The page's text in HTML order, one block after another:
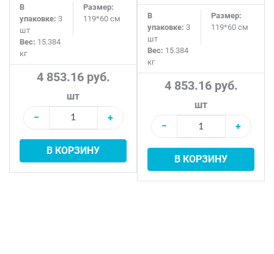
В
упаковке: 3
шт
Размер:
119*60 см
Вес: 15.384
кг
4 853.16 руб.
шт
−
+
В КОРЗИНУ
В
упаковке: 3
шт
Размер:
119*60 см
Вес: 15.384
кг
4 853.16 руб.
шт
−
+
В КОРЗИНУ